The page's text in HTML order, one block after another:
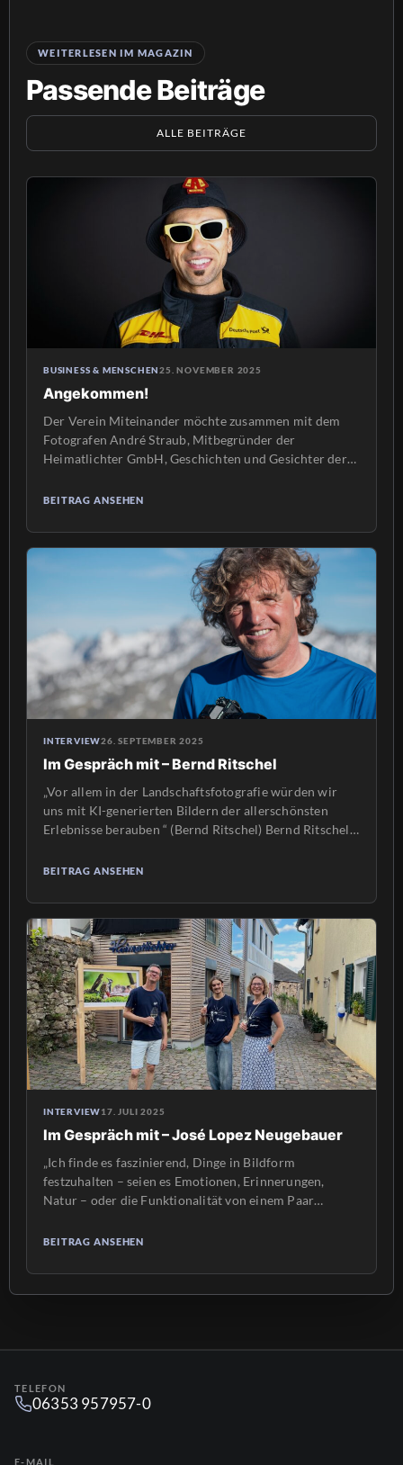
WEITERLESEN IM MAGAZIN
Passende Beiträge
ALLE BEITRÄGE
BUSINESS & MENSCHEN25. NOVEMBER 2025
Angekommen!
Der Verein Miteinander möchte zusammen mit dem
Fotografen André Straub, Mitbegründer der
Heimatlichter GmbH, Geschichten und Gesichter der
Stevermüer und Andrea Scheuermann sind im
Freinsheim e.V.“ Seit 10 Jahren unterstützt der Verein
Menschen, die aus vielen verschiedenen Ländern in
BEITRAG ANSEHEN
INTERVIEW26. SEPTEMBER 2025
Im Gespräch mit – Bernd Ritschel
„Vor allem in der Landschaftsfotografie würden wir
uns mit KI-generierten Bildern der allerschönsten
Erlebnisse berauben “ (Bernd Ritschel) Bernd Ritschel
Laufbahn standen Touren und Expeditionen im
sich nun wieder verstärkt der alpinen Fotografie zu
widmen. Auch ist er […]
BEITRAG ANSEHEN
INTERVIEW17. JULI 2025
Im Gespräch mit – José Lopez Neugebauer
„Ich finde es faszinierend, Dinge in Bildform
festzuhalten – seien es Emotionen, Erinnerungen,
Natur – oder die Funktionalität von einem Paar
17jähriger Schüler aus Bad Dürkheim, hat im Juni bei
absolviert und konnte in dieser Zeit viele Projekte mit
unterstützen. José, magst Du Dich kurz […]
BEITRAG ANSEHEN
TELEFON
06353 957957-0
E-MAIL